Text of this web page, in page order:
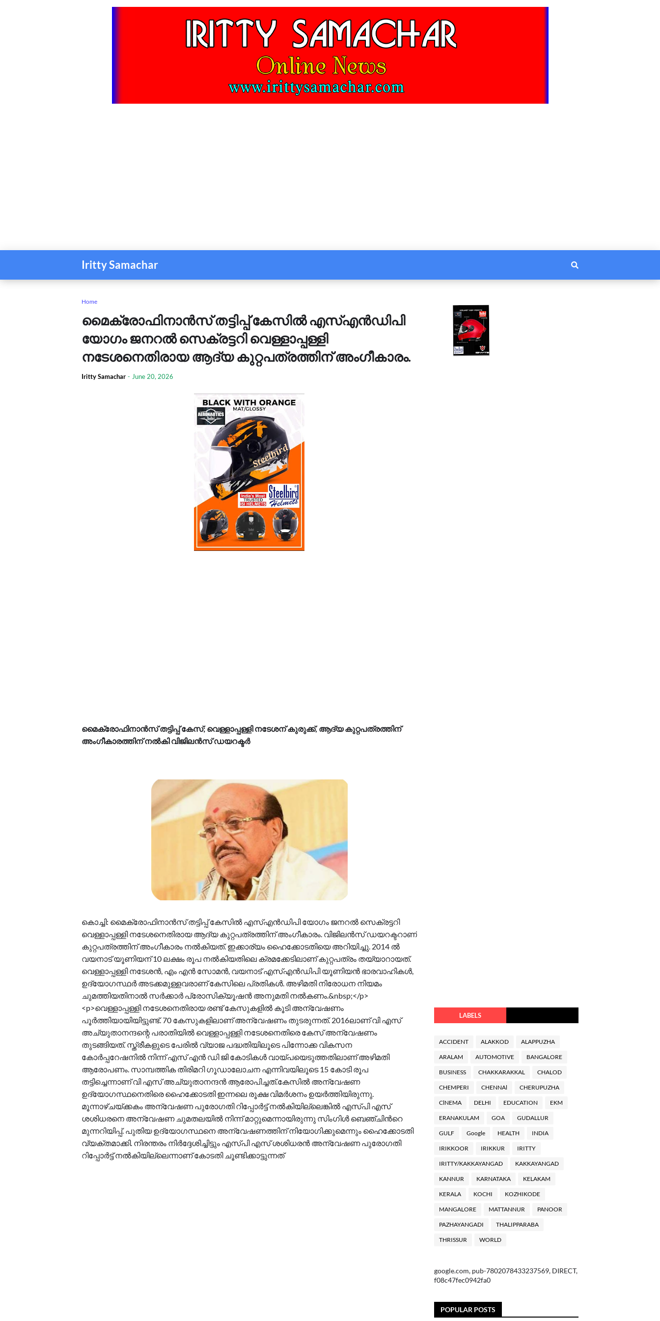
Iritty Samachar
Home
മൈക്രോഫിനാൻസ് തട്ടിപ്പ് കേസിൽ എസ്എൻഡിപി
യോഗം ജനറൽ സെക്രട്ടറി വെള്ളാപ്പള്ളി
നടേശനെതിരായ ആദ്യ കുറ്റപത്രത്തിന് അംഗീകാരം.
Iritty Samachar - June 20, 2026
മൈക്രോഫിനാൻസ് തട്ടിപ്പ് കേസ്; വെള്ളാപ്പള്ളി നടേശന് കുരുക്ക്, ആദ്യ കുറ്റപത്രത്തിന്
അംഗീകാരത്തിന് നൽകി വിജിലൻസ് ഡയറക്ടർ
കൊച്ചി: മൈക്രോഫിനാൻസ് തട്ടിപ്പ് കേസിൽ എസ്എൻഡിപി യോഗം ജനറൽ സെക്രട്ടറി
വെള്ളാപ്പള്ളി നടേശനെതിരായ ആദ്യ കുറ്റപത്രത്തിന് അംഗീകാരം. വിജിലൻസ് ഡയറക്ടറാണ്
കുറ്റപത്രത്തിന് അംഗീകാരം നൽകിയത്. ഇക്കാര്യം ഹൈക്കോടതിയെ അറിയിച്ചു. 2014 ൽ
വയനാട് യൂണിയന് 10 ലക്ഷം രൂപ നൽകിയതിലെ ക്രമക്കേടിലാണ് കുറ്റപത്രം തയ്യാറായത്.
വെള്ളാപ്പള്ളി നടേശൻ, എം എൻ സോമൻ, വയനാട് എസ്എൻഡിപി യൂണിയൻ ഭാരവാഹികൾ,
ഉദ്യോഗസ്ഥർ അടക്കമുള്ളവരാണ് കേസിലെ പ്രതികൾ. അഴിമതി നിരോധന നിയമം
ചുമത്തിയതിനാൽ സ‍ർക്കാർ പ്രോസിക്യൂഷൻ അനുമതി നൽകണം.&nbsp;</p>
<p>വെള്ളാപ്പള്ളി നടേശനെതിരായ രണ്ട് കേസുകളിൽ കൂടി അന്വേഷണം
പൂർത്തിയായിയിട്ടുണ്ട്. 70 കേസുകളിലാണ് അന്വേഷണം തുടരുന്നത്. 2016ലാണ് വി എസ്
അച്യുതാനന്ദന്റെ പരാതിയിൽ വെള്ളാപ്പള്ളി നടേശനെതിരെ കേസ് അന്വേഷണം
തുടങ്ങിയത്. സ്ത്രീകളുടെ പേരിൽ വ്യാജ പദ്ധതിയിലൂടെ പിന്നോക്ക വികസന
കോർപ്പറേഷനിൽ നിന്ന് എസ് എൻ ഡി ജി കോടികൾ വായ്പയെടുത്തതിലാണ് അഴിമതി
ആരോപണം. സാമ്പത്തിക തിരിമറി ഗൂഡാലോചന എന്നിവയിലൂടെ 15 കോടി രൂപ
തട്ടിച്ചെന്നാണ് വി എസ് അച്യുതാനന്ദന്‍ ആരോപിച്ചത്.കേസില്‍ അന്വേഷണ
ഉദ്യോഗസ്ഥനെതിരെ ഹൈക്കോടതി ഇന്നലെ രൂക്ഷ വിമര്‍ശനം ഉയര്‍ത്തിയിരുന്നു.
മൂന്നാഴ്ചയ്ക്കകം അന്വേഷണ പുരോഗതി റിപ്പോര്‍ട്ട് നല്‍കിയില്ലെങ്കില്‍ എസ്പി എസ്
ശശിധരനെ അന്വേഷണ ചുമതലയില്‍ നിന്ന് മാറ്റുമെന്നായിരുന്നു സിംഗിള്‍ ബെഞ്ചിന്‍റെ
മുന്നറിയിപ്പ്. പുതിയ ഉദ്യോഗസ്ഥനെ അന്വേഷണത്തിന് നിയോഗിക്കുമെന്നും ഹൈക്കോടതി
വ്യക്തമാക്കി. നിരന്തരം നിര്‍ദ്ദേശിച്ചിട്ടും എസ്പി എസ് ശശിധരന്‍ അന്വേഷണ പുരോഗതി
റിപ്പോര്‍ട്ട് നല്‍കിയില്ലെന്നാണ് കോടതി ചൂണ്ടിക്കാട്ടുന്നത്
LABELS
ACCIDENT ALAKKOD ALAPPUZHA
ARALAM AUTOMOTIVE BANGALORE
BUSINESS CHAKKARAKKAL CHALOD
CHEMPERI CHENNAl CHERUPUZHA
ClNEMA DELHI EDUCATION EKM
ERANAKULAM GOA GUDALLUR
GULF Google HEALTH INDIA
IRIKKOOR IRIKKUR IRITTY
IRITTY/KAKKAYANGAD KAKKAYANGAD
KANNUR KARNATAKA KELAKAM
KERALA KOCHI KOZHIKODE
MANGALORE MATTANNUR PANOOR
PAZHAYANGADI THALIPPARABA
THRISSUR WORLD
google.com, pub-7802078433237569, DIRECT,
f08c47fec0942fa0
POPULAR POSTS